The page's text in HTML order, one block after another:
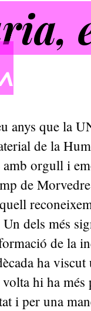
anys que la
de la
orgull i
de
Un dels més
de la
ha
volta hi ha
i per una